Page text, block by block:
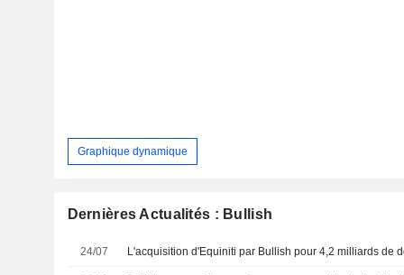
Graphique dynamique
Dernières Actualités : Bullish
24/07